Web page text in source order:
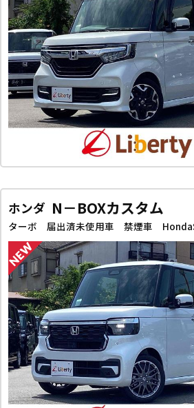
ホンダ N－BOXカスタム